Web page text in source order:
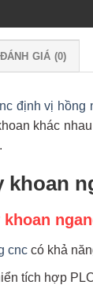
ĐÁNH GIÁ (0)
định vị hồng
khác
khoan
cnc có khả
tích hợp